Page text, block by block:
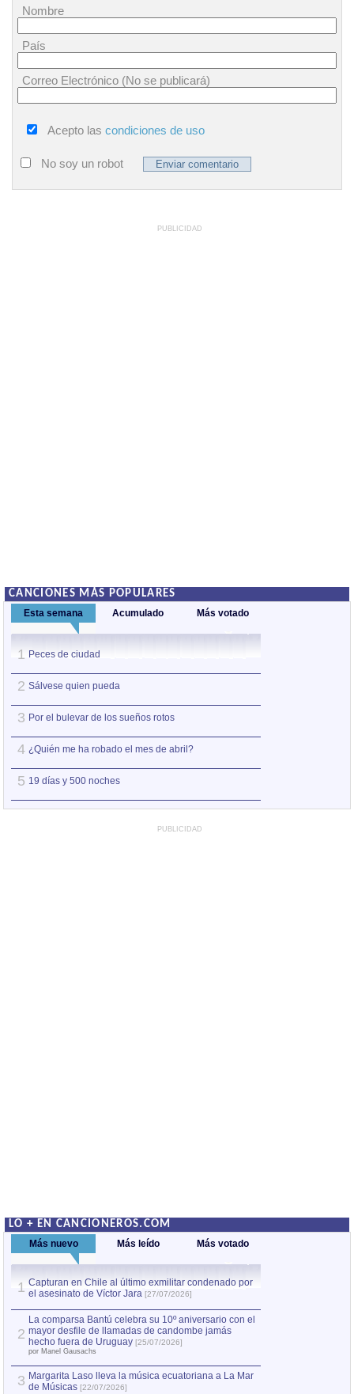
Nombre
País
Correo Electrónico (No se publicará)
Acepto las condiciones de uso
No soy un robot
PUBLICIDAD
CANCIONES MÁS POPULARES
Esta semana Acumulado Más votado
1 Peces de ciudad
2 Sálvese quien pueda
3 Por el bulevar de los sueños rotos
4 ¿Quién me ha robado el mes de abril?
5 19 días y 500 noches
PUBLICIDAD
LO + EN CANCIONEROS.COM
Más nuevo Más leído Más votado
1 Capturan en Chile al último exmilitar condenado por
el asesinato de Víctor Jara [27/07/2026]
2
La comparsa Bantú celebra su 10º aniversario con el
mayor desfile de llamadas de candombe jamás
hecho fuera de Uruguay [25/07/2026]
por Manel Gausachs
3 Margarita Laso lleva la música ecuatoriana a La Mar
de Músicas [22/07/2026]